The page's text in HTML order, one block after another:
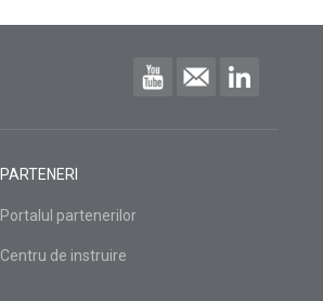
PARTENERI
Portalul partenerilor
Centru de instruire